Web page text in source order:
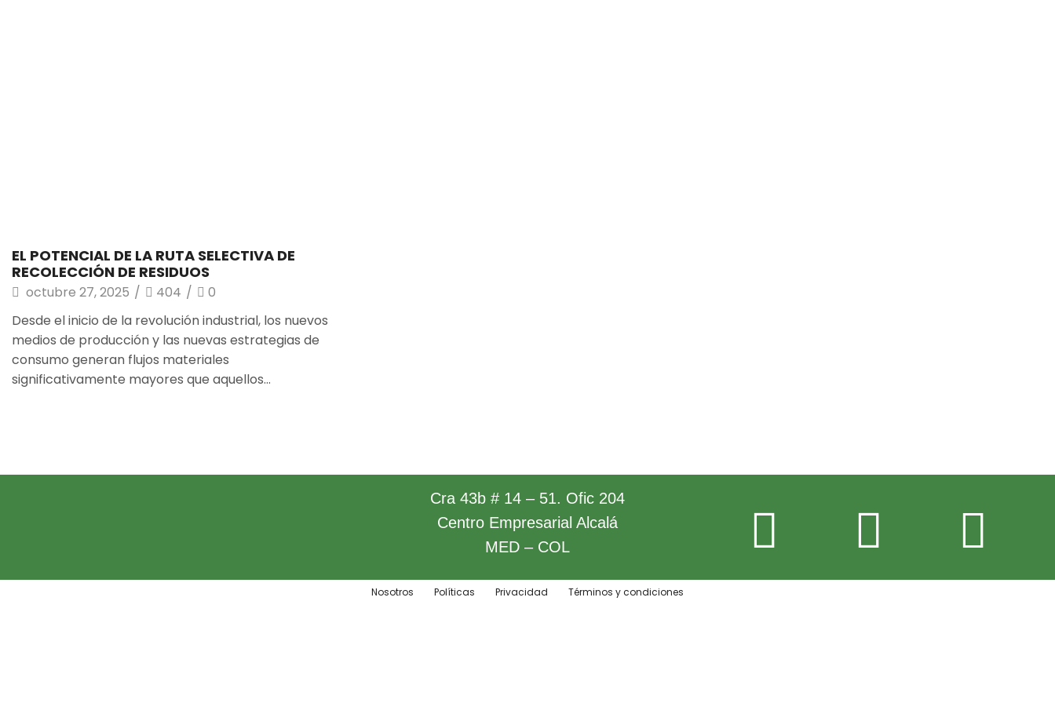
EL POTENCIAL DE LA RUTA SELECTIVA DE
RECOLECCIÓN DE RESIDUOS
octubre 27, 2025 / 404 /
0
Desde el inicio de la revolución industrial, los nuevos
medios de producción y las nuevas estrategias de
consumo generan flujos materiales
significativamente mayores que aquellos...
Cra 43b # 14 – 51. Ofic 204
Centro Empresarial Alcalá
MED – COL
Nosotros Políticas Privacidad Términos y condiciones